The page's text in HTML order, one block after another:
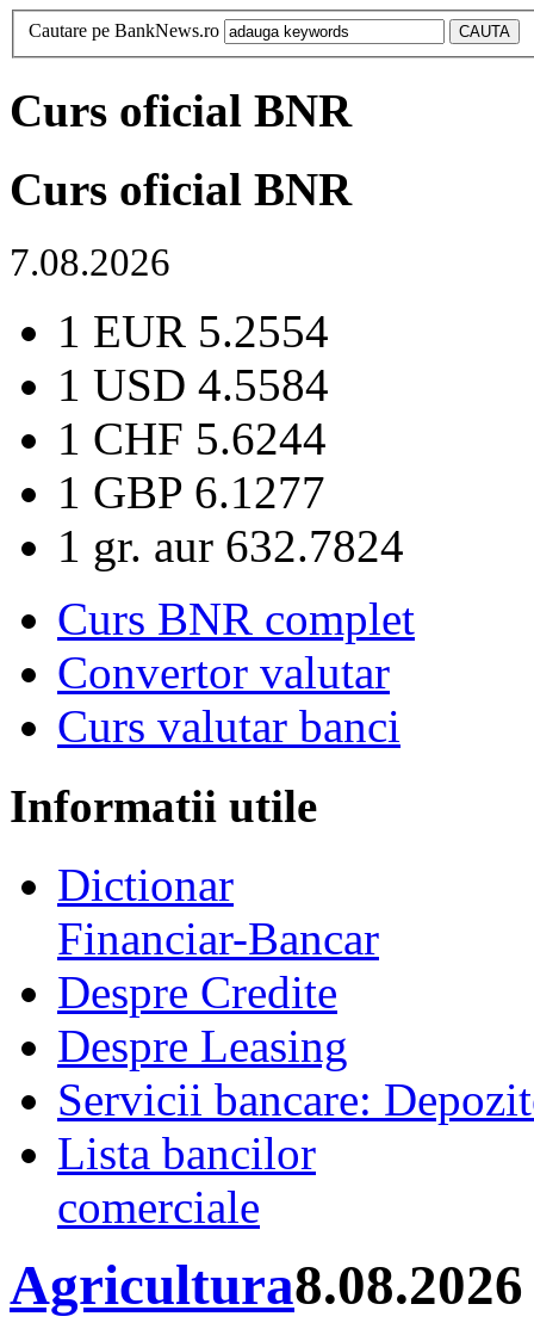
Cautare pe BankNews.ro
Curs oficial BNR
Curs oficial BNR
7.08.2026
1 EUR 5.2554
1 USD 4.5584
1 CHF 5.6244
1 GBP 6.1277
1 gr. aur 632.7824
Curs BNR complet
Convertor valutar
Curs valutar banci
Informatii utile
Dictionar
Financiar-Bancar
Despre Credite
Despre Leasing
Servicii bancare:
Lista bancilor
comerciale
Agricultura8.08.2026